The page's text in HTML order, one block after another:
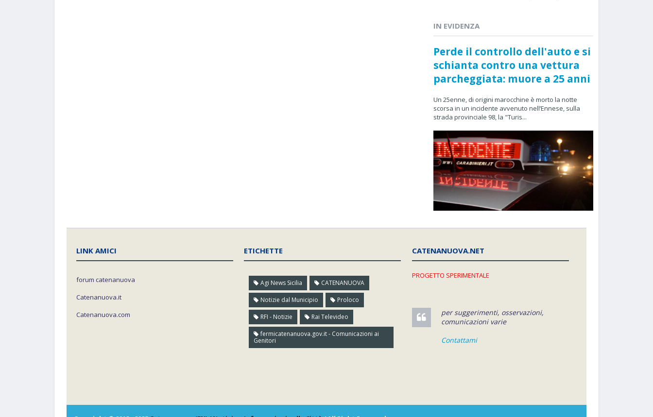
IN EVIDENZA
Perde il controllo dell'auto e si
schianta contro una vettura
parcheggiata: muore a 25 anni
Un 25enne, di origini marocchine è morto la notte
scorsa in un incidente avvenuto nell’Ennese, sulla
strada provinciale 98, la "Turis...
LINK AMICI
forum catenanuova
Catenanuova.it
Catenanuova.com
ETICHETTE
Agi News Sicilia CATENANUOVA
Notizie dal Municipio Proloco
RFI - Notizie Rai Televideo
fermicatenanuova.gov.it - Comunicazioni ai
Genitori
CATENANUOVA.NET
PROGETTO SPERIMENTALE
per suggerimenti, osservazioni,
comunicazioni varie
Contattami